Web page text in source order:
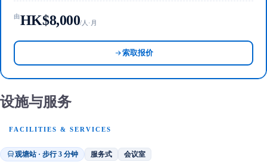
由HK$8,000/人·月
索取报价
设施与服务
FACILITIES & SERVICES
观塘站 · 步行 3 分钟 服务式 会议室